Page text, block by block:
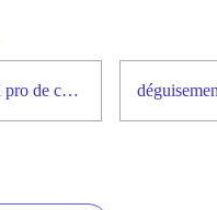
vente tissus, boutons et matériel pro de couture